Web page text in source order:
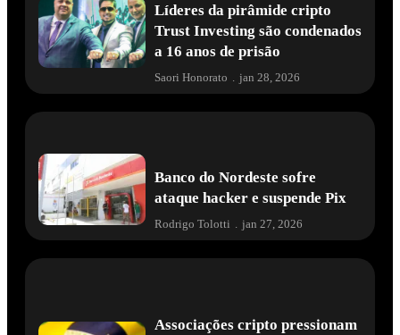
Líderes da pirâmide cripto
Trust Investing são condenados
a 16 anos de prisão
Saori Honorato jan 28, 2026
Banco do Nordeste sofre
ataque hacker e suspende Pix
Rodrigo Tolotti . jan 27, 2026
Associações cripto pressionam